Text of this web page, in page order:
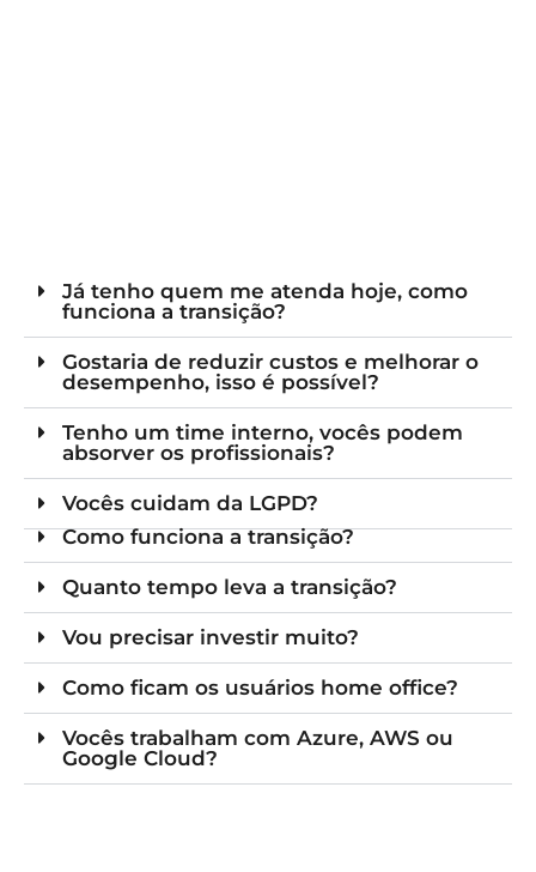
Já tenho quem me atenda hoje, como
funciona a transição?
Gostaria de reduzir custos e melhorar o
desempenho, isso é possível?
Tenho um time interno, vocês podem
absorver os profissionais?
Vocês cuidam da LGPD?
Como funciona a transição?
Quanto tempo leva a transição?
Vou precisar investir muito?
Como ficam os usuários home office?
Vocês trabalham com Azure, AWS ou
Google Cloud?